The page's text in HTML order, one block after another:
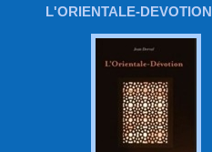
L'ORIENTALE-DEVOTION